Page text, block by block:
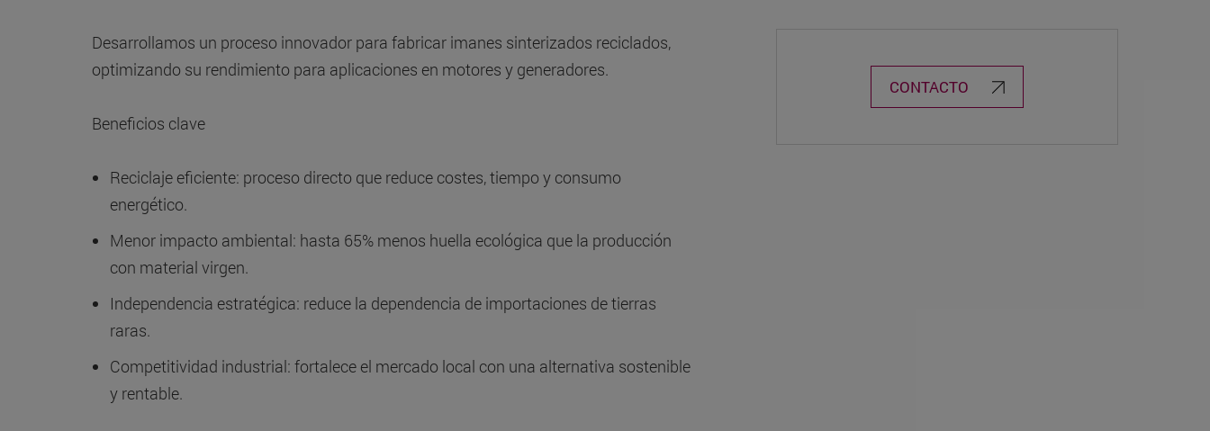
Desarrollamos un proceso innovador para fabricar imanes sinterizados reciclados,
optimizando su rendimiento para aplicaciones en motores y generadores.
Beneficios clave
Reciclaje eficiente: proceso directo que reduce costes, tiempo y consumo
energético.
Menor impacto ambiental: hasta 65% menos huella ecológica que la producción
con material virgen.
Independencia estratégica: reduce la dependencia de importaciones de tierras
raras.
Competitividad industrial: fortalece el mercado local con una alternativa sostenible
y rentable.
CONTACTO